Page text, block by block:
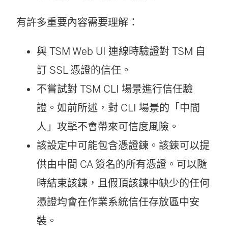
有許多重要內容需要理解：
與 TSM Web UI 連線時驗證對 TSM 自
訂 SSL 憑證的信任。
不嘗試對 TSM CLI 場景進行信任驗
證。如前所述，對 CLI 場景的「中間
人」攻擊不會帶來可信度風險。
該設定中可能包含憑證鍊。該鍊可以提
供由中間 CA 簽名的所有憑證。可以隨
時結束該鍊，且假頂該鍊中缺少的任何
憑證均會在作業系統信任存放區中安
裝。